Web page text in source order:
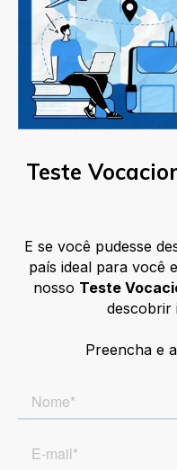
Teste
E se você pudesse
país ideal para você
nosso Teste
descobrir
Preencha e